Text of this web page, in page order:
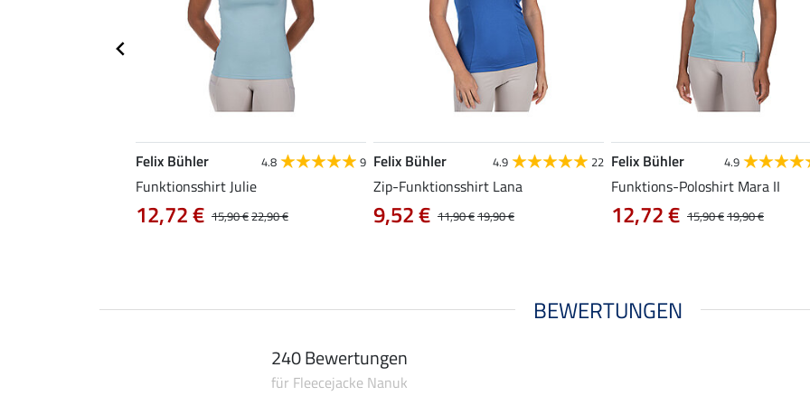
Felix Bühler 4.8 9
Funktionsshirt Julie
15,90 €22,90 €
12,72 €
Felix Bühler 4.9 22
Zip-Funktionsshirt Lana
11,90 €19,90 €
9,52 €
Felix Bühler 4.9
Funktions-Poloshirt Mara II
15,90 €19,90 €
12,72 €
BEWERTUNGEN
240 Bewertungen
für Fleecejacke Nanuk